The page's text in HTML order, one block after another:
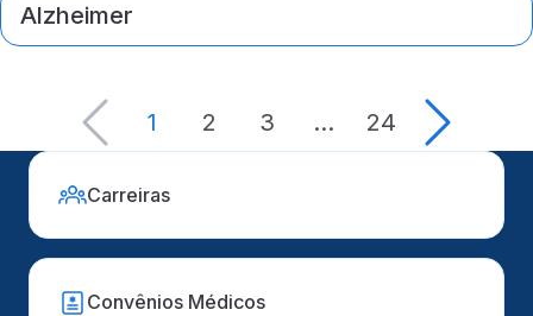
Alzheimer
1 2 3 … 24
Carreiras
Convênios Médicos